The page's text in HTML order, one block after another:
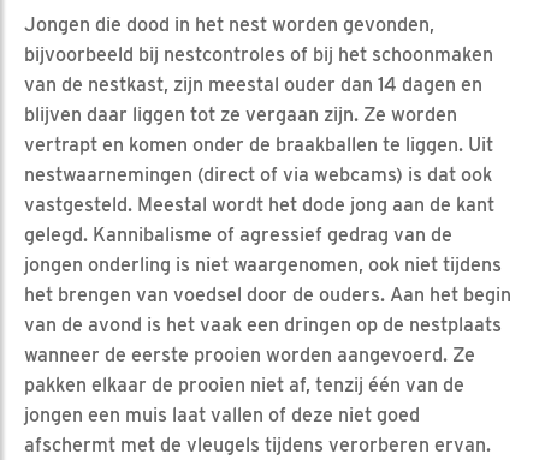
Jongen die dood in het nest worden gevonden,
bijvoorbeeld bij nestcontroles of bij het schoonmaken
van de nestkast, zijn meestal ouder dan 14 dagen en
blijven daar liggen tot ze vergaan zijn. Ze worden
vertrapt en komen onder de braakballen te liggen. Uit
nestwaarnemingen (direct of via webcams) is dat ook
vastgesteld. Meestal wordt het dode jong aan de kant
gelegd. Kannibalisme of agressief gedrag van de
jongen onderling is niet waargenomen, ook niet tijdens
het brengen van voedsel door de ouders. Aan het begin
van de avond is het vaak een dringen op de nestplaats
wanneer de eerste prooien worden aangevoerd. Ze
pakken elkaar de prooien niet af, tenzij één van de
jongen een muis laat vallen of deze niet goed
afschermt met de vleugels tijdens verorberen ervan.